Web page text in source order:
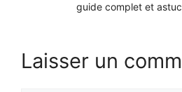
guide complet et
Laisser un